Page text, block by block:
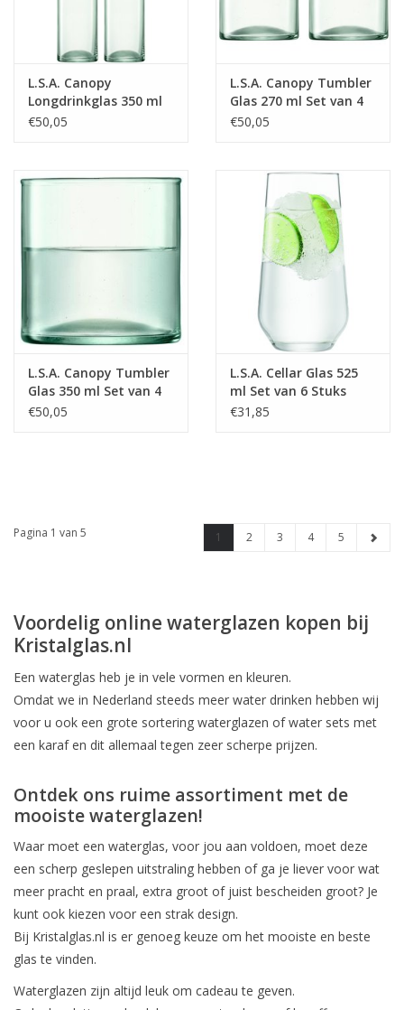
L.S.A. Canopy
Longdrinkglas 350 ml
Set van 4 Stuks
€50,05
L.S.A. Canopy Tumbler
Glas 270 ml Set van 4
Stuks
€50,05
L.S.A. Canopy Tumbler
Glas 350 ml Set van 4
Stuks
€50,05
L.S.A. Cellar Glas 525
ml Set van 6 Stuks
€31,85
Pagina 1 van 5 1 2 3 4 5
Voordelig online waterglazen kopen bij
Kristalglas.nl
Een waterglas heb je in vele vormen en kleuren.
Omdat we in Nederland steeds meer water drinken hebben wij
voor u ook een grote sortering waterglazen of water sets met
een karaf en dit allemaal tegen zeer scherpe prijzen.
Ontdek ons ruime assortiment met de
mooiste waterglazen!
Waar moet een waterglas, voor jou aan voldoen, moet deze
een scherp geslepen uitstraling hebben of ga je liever voor wat
meer pracht en praal, extra groot of juist bescheiden groot? Je
kunt ook kiezen voor een strak design.
Bij Kristalglas.nl is er genoeg keuze om het mooiste en beste
glas te vinden.
Waterglazen zijn altijd leuk om cadeau te geven.